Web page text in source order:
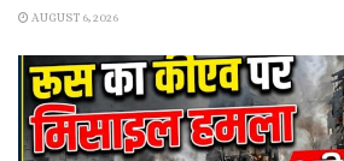
AUGUST 6, 2026